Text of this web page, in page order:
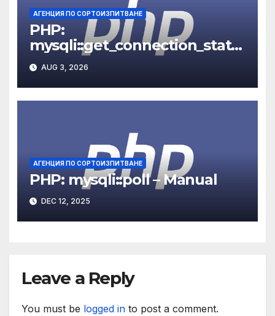
АГЕНЦИЯ ПО СОРТОИЗПИТВАНЕ
PHP:
mysqli::get_connection_stats
– Manual
AUG 3, 2026
АГЕНЦИЯ ПО СОРТОИЗПИТВАНЕ
PHP: mysqli::poll – Manual
DEC 12, 2025
Leave a Reply
You must be logged in to post a comment.